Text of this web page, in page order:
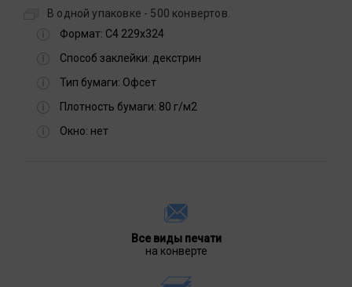
В одной упаковке - 500 конвертов.
Формат: С4 229х324
Способ заклейки: декстрин
Тип бумаги: Офсет
Плотность бумаги: 80 г/м2
Окно: нет
Все виды печати
на конверте